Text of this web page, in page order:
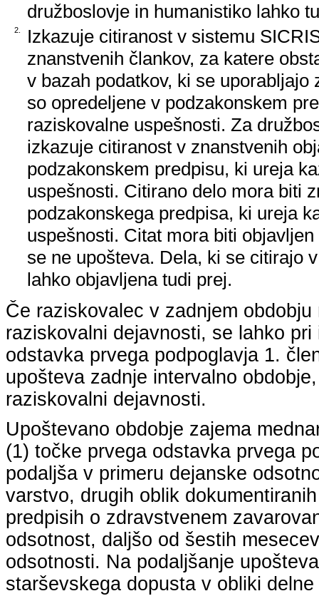
družboslovje in humanistiko lahko
2.
Izkazuje citiranost v sistemu
znanstvenih člankov, za katere
v bazah podatkov, ki se
so opredeljene v podzakonskem
raziskovalne uspešnosti. Za
izkazuje citiranost v znanstvenih
podzakonskem predpisu, ki ureja
uspešnosti. Citirano delo mora biti
podzakonskega predpisa, ki ureja
uspešnosti. Citat mora biti
se ne upošteva. Dela, ki se citirajo
lahko objavljena tudi prej.
Če raziskovalec v zadnjem
raziskovalni dejavnosti, se lahko
odstavka prvega podpoglavja 1.
upošteva zadnje intervalno
raziskovalni dejavnosti.
Upoštevano obdobje zajema
(1) točke prvega odstavka prvega
podaljša v primeru dejanske
varstvo, drugih oblik
predpisih o zdravstvenem
odsotnost, daljšo od šestih
odsotnosti. Na podaljšanje
starševskega dopusta v obliki